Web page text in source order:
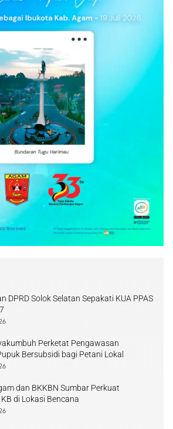
DPRD Solok Selatan Sepakati KUA PPAS
Perketat Pengawasan
Bersubsidi bagi Petani Lokal
dan BKKBN Sumbar Perkuat
di Lokasi Bencana